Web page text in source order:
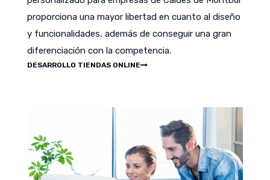
proporciona una mayor libertad en cuanto al diseño
y funcionalidades, además de conseguir una gran
diferenciación con la competencia.
DESARROLLO TIENDAS ONLINE